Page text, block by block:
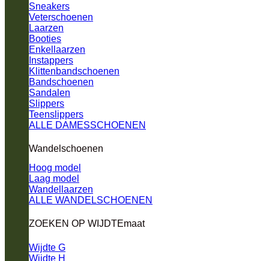
Sneakers
Veterschoenen
Laarzen
Booties
Enkellaarzen
Instappers
Klittenbandschoenen
Bandschoenen
Sandalen
Slippers
Teenslippers
ALLE DAMESSCHOENEN
Wandelschoenen
Hoog model
Laag model
Wandellaarzen
ALLE WANDELSCHOENEN
ZOEKEN OP WIJDTEmaat
Wijdte G
Wijdte H